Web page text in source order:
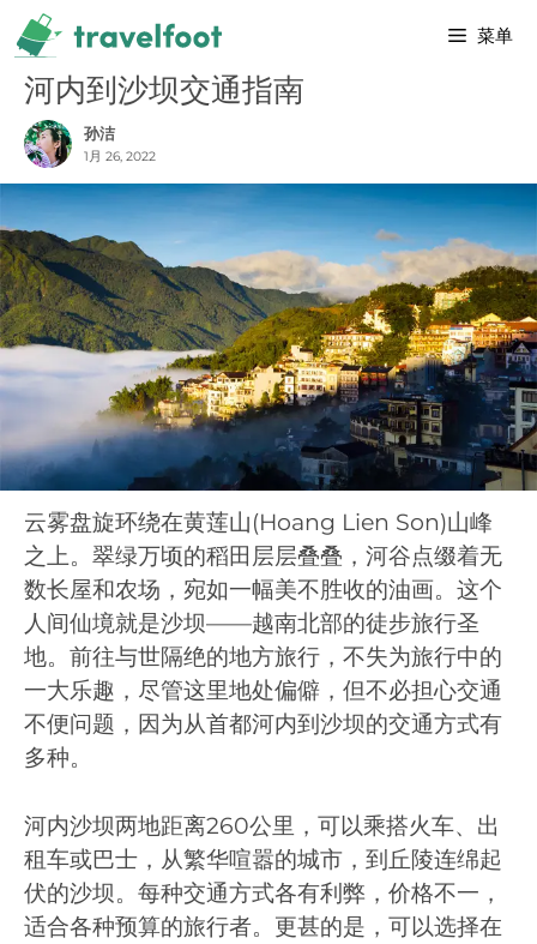
至
菜单
河内到沙坝交通指南
孙洁
1月 26, 2022
云雾盘旋环绕在黄莲山(Hoang Lien Son)山峰
之上。翠绿万顷的稻田层层叠叠，河谷点缀着无
数长屋和农场，宛如一幅美不胜收的油画。这个
人间仙境就是沙坝——越南北部的徒步旅行圣
地。前往与世隔绝的地方旅行，不失为旅行中的
一大乐趣，尽管这里地处偏僻，但不必担心交通
不便问题，因为从首都河内到沙坝的交通方式有
多种。
河内沙坝两地距离260公里，可以乘搭火车、出
租车或巴士，从繁华喧嚣的城市，到丘陵连绵起
伏的沙坝。每种交通方式各有利弊，价格不一，
适合各种预算的旅行者。更甚的是，可以选择在